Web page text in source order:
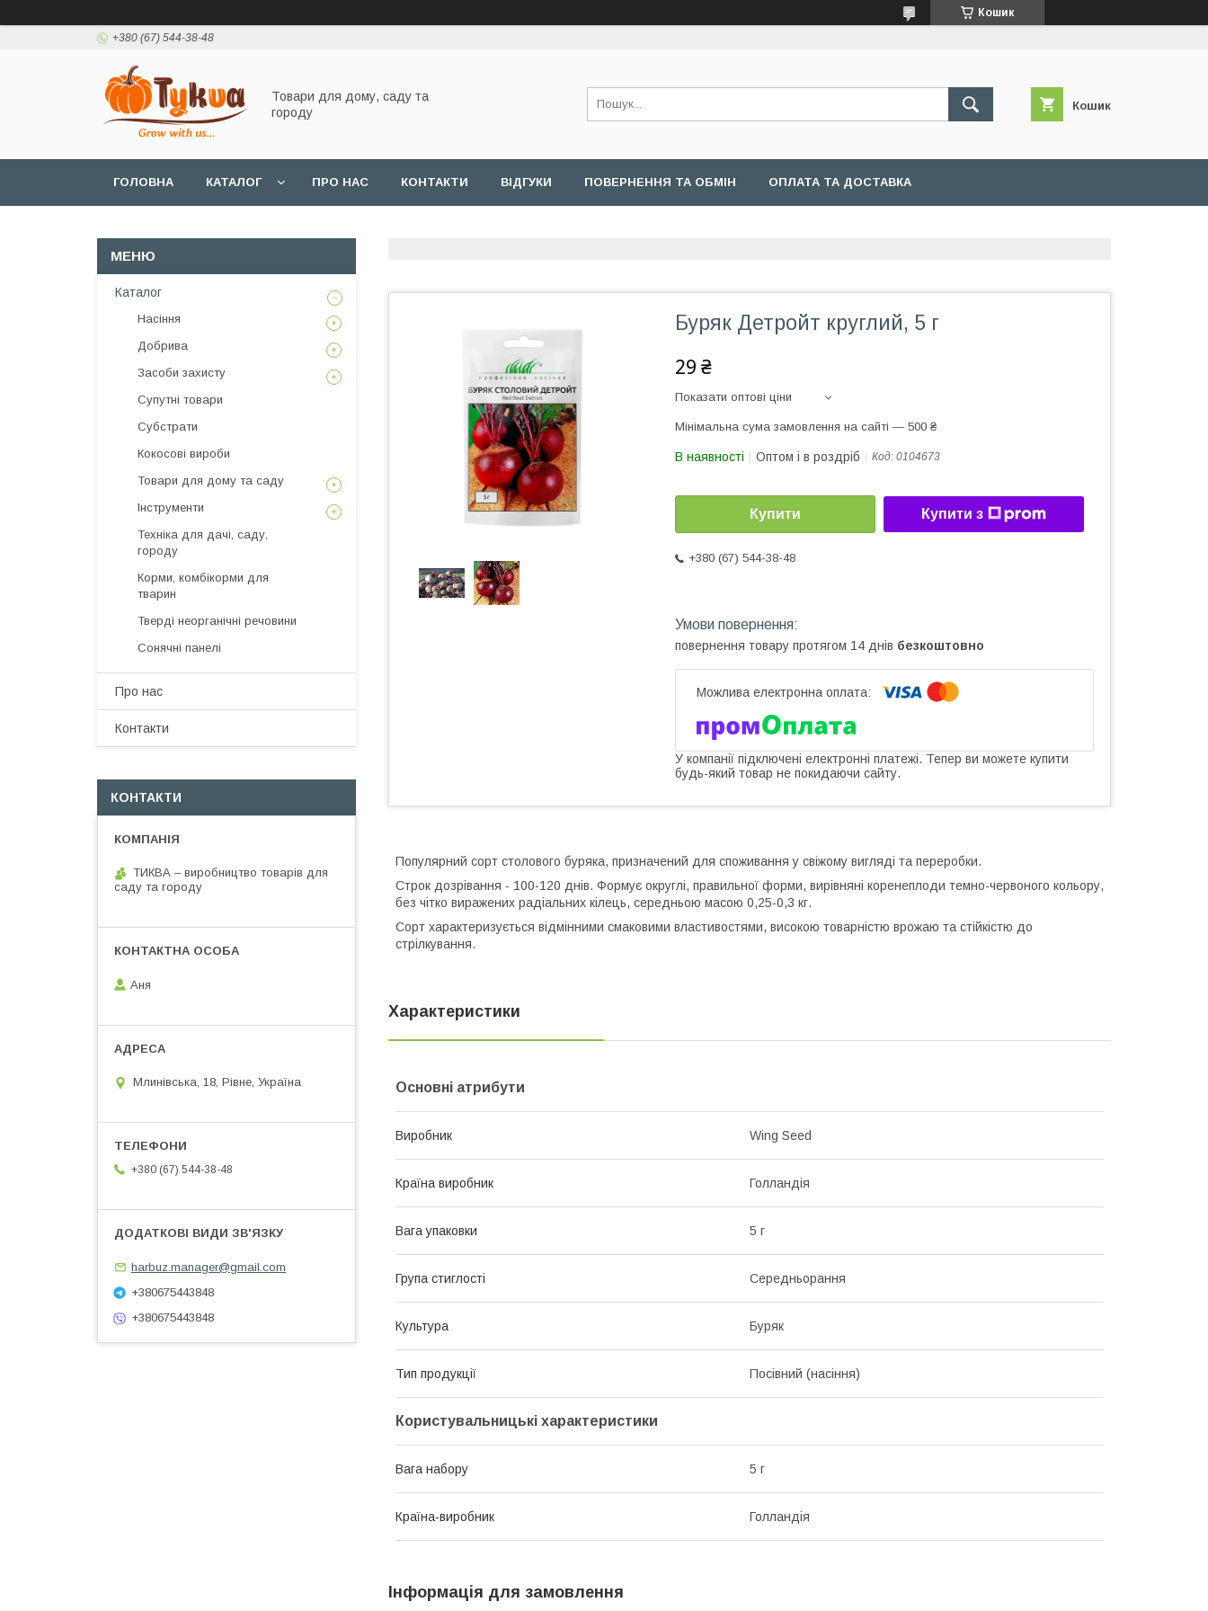
Кошик
+380 (67) 544-38-48
Товари для дому, саду та
городу
Кошик
ГОЛОВНА КАТАЛОГ ПРО НАС КОНТАКТИ ВІДГУКИ ПОВЕРНЕННЯ ТА ОБМІН ОПЛАТА ТА ДОСТАВКА
Буряк Детройт круглий, 5 г
29 ₴
Показати оптові ціни
Мінімальна сума замовлення на сайті — 500 ₴
В наявності Оптом і в роздріб Код: 0104673
Купити Купити з
+380 (67) 544-38-48
повернення товару протягом 14 днів безкоштовно
У компанії підключені електронні платежі. Тепер ви можете купити
будь-який товар не покидаючи сайту.
Популярний сорт столового буряка, призначений для споживання у свіжому вигляді та переробки.
Строк дозрівання - 100-120 днів. Формує округлі, правильної форми, вирівняні коренеплоди темно-червоного кольору,
без чітко виражених радіальних кілець, середньою масою 0,25-0,3 кг.
Сорт характеризується відмінними смаковими властивостями, високою товарністю врожаю та стійкістю до
стрілкування.
Характеристики
Основні атрибути
Виробник Wing Seed
Країна виробник Голландія
Вага упаковки 5 г
Група стиглості Середньорання
Культура Буряк
Тип продукції Посівний (насіння)
Користувальницькі характеристики
Вага набору 5 г
Країна-виробник Голландія
Інформація для замовлення
Каталог
Насіння
Добрива
Засоби захисту
Супутні товари
Субстрати
Кокосові вироби
Товари для дому та саду
Інструменти
Техніка для дачі, саду,
городу
Корми, комбікорми для
тварин
Тверді неорганічні речовини
Сонячні панелі
Про нас
Контакти
КОНТАКТИ
ТИКВА – виробництво товарів для
саду та городу
Аня
Млинівська, 18, Рівне, Україна
+380 (67) 544-38-48
harbuz.manager@gmail.com
+380675443848
+380675443848